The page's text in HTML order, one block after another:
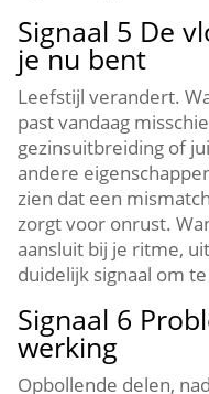
Signaal 5 De
je nu bent
Leefstijl verandert.​
past vandaag
gezinsuitbreiding of
andere
zien dat een
zorgt voor onrust.​
aansluit bij je ritme,
duidelijk signaal om
Signaal 6
werking
Opbollende delen,